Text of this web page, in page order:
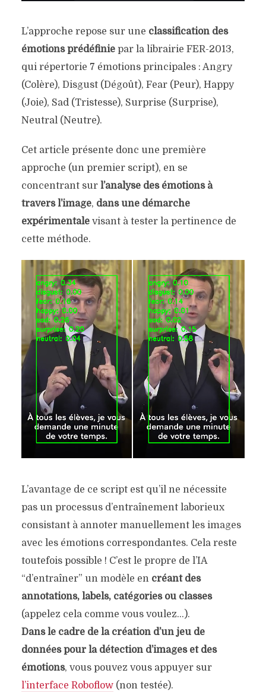
L’approche repose sur une classification des
émotions prédéfiniepar la librairie FER-2013,
qui répertorie 7 émotions principales : Angry
(Colère), Disgust (Dégoût), Fear (Peur), Happy
(Joie), Sad (Tristesse), Surprise (Surprise),
Neutral (Neutre).
Cet article présente donc une première
approche (un premier script), en se
concentrant sur l’analyse des émotions à
travers l’image, dans une démarche
expérimentalevisant à tester la pertinence de
cette méthode.
L’avantage de ce script est qu’il ne nécessite
pas un processus d’entraînement laborieux
consistant à annoter manuellement les images
avec les émotions correspondantes. Cela reste
toutefois possible ! C’est le propre de l’IA
“d’entraîner” un modèle en créant des
annotations, labels, catégories ou classes
(appelez cela comme vous voulez…).
Dans le cadre de la création d’un jeu de
données pour la détection d’images et des
émotions, vous pouvez vous appuyer sur
l’interface Roboflow(non testée).